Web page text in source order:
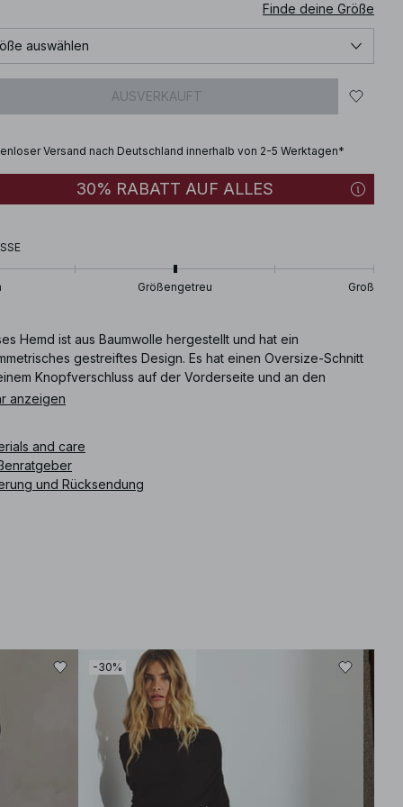
Finde deine Größe
auswählen
AUSVERKAUFT
Versand nach Deutschland innerhalb von 2-5 Werktagen*
30% RABATT AUF ALLES
Größengetreu Groß
Hemd ist aus Baumwolle hergestellt und hat ein
gestreiftes Design. Es hat einen Oversize-Schnitt
Knopfverschluss auf der Vorderseite und an den
anzeigen
and care
und Rücksendung
-30%